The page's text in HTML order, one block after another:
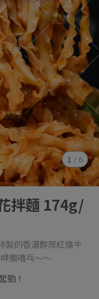
1 / 6
拌麵 174g/
製的香濃醇厚紅燒牛
擱嚕乓～～
勁！